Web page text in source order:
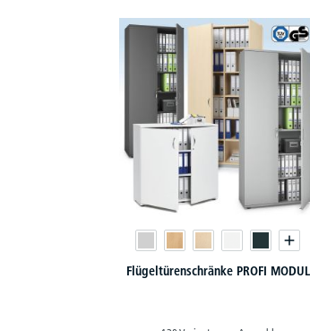
Flügeltürenschränke PROFI MODUL